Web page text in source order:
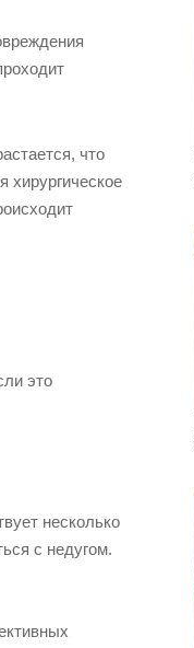
что
хирургическое
это
несколько
с недугом.